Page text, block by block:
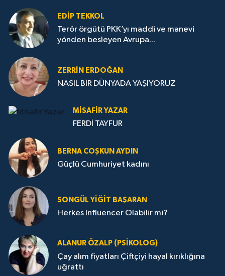
EDIP TEKKOL
Terör örgütü PKK’yı maddi ve manevi
yönden besleyen Avrupa...
ZERRIN ERDOĞAN
NASIL BİR DÜNYADA YAŞIYORUZ
MISAFIR YAZAR
FERDİ TAYFUR
BERNA COŞKUN AYDIN
Güçlü Cumhuriyet kadını
SONGÜL YIĞIT BAŞARAN
Herkes Influencer Olabilir mi?
ALANUR ÖZALP (PSIKOLOG)
Çay alım fiyatları Çiftçiyi hayal kırıklığına
uğrattı